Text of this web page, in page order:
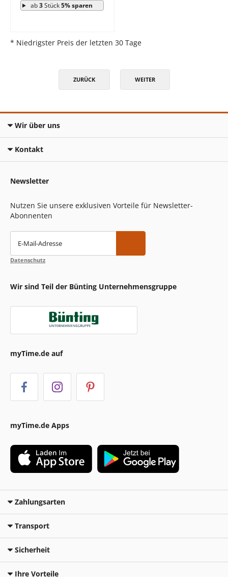
ab3Stück5% sparen
* Niedrigster Preis der letzten 30 Tage
ZURÜCK WEITER
Wir über uns
Kontakt
Newsletter
Nutzen Sie unsere exklusiven Vorteile für Newsletter-
Abonnenten
E-Mail-Adresse
Datenschutz
Wir sind Teil der Bünting Unternehmensgruppe
myTime.de auf
myTime.de Apps
Zahlungsarten
Transport
Sicherheit
Ihre Vorteile